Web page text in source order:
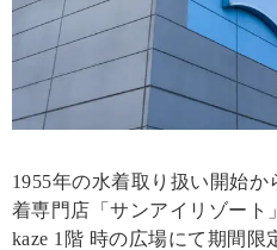
1955年の水着取り扱い開始
着専門店「サンアイリゾート
kaze 1階 時の広場にて期間限